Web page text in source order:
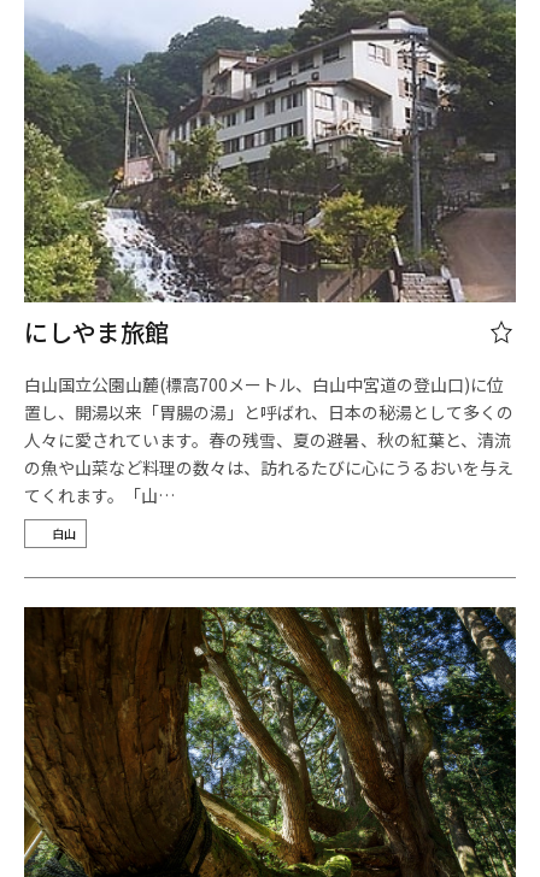
にしやま旅館
白山国立公園山麓(標高700メートル、白山中宮道の登山口)に位
置し、開湯以来「胃腸の湯」と呼ばれ、日本の秘湯として多くの
人々に愛されています。春の残雪、夏の避暑、秋の紅葉と、清流
の魚や山菜など料理の数々は、訪れるたびに心にうるおいを与え
てくれます。「山…
白山